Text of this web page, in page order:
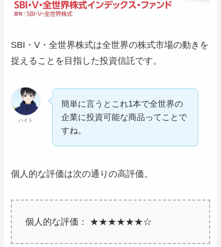
SBI・V・全世界株式は全世界の株式市場の動きを
捉えることを目指した投資信託です。
ハイト
簡単に言うとこれ1本で全世界の
企業に投資可能な商品ってことで
すね。
個人的な評価は次の通りの高評価。
個人的な評価： ★★★★★★☆